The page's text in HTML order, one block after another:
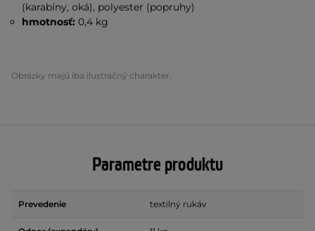
(karabíny, oká), polyester (popruhy)
hmotnosť: 0,4 kg
Obrázky majú iba ilustračný charakter.
Parametre produktu
Prevedenie textilný rukáv